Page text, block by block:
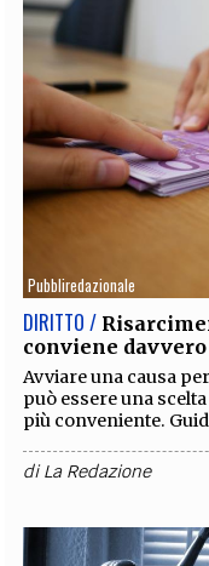
Pubbliredazionale
DIRITTO /
conviene
Avviare una causa
può essere una
più conveniente.
diLa Redazione